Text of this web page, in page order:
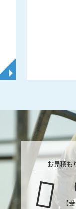
◥
お見積も
【